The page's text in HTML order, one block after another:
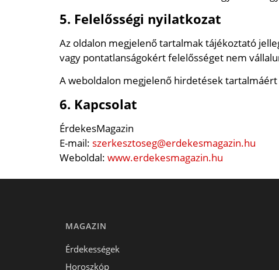
5. Felelősségi nyilatkozat
Az oldalon megjelenő tartalmak tájékoztató
vagy pontatlanságokért felelősséget nem
A weboldalon megjelenő hirdetések
6. Kapcsolat
ÉrdekesMagazin
E-mail: szerkesztoseg@erdekesmagazin.hu
Weboldal: www.erdekesmagazin.hu
MAGAZIN
Érdekességek
Horoszkóp